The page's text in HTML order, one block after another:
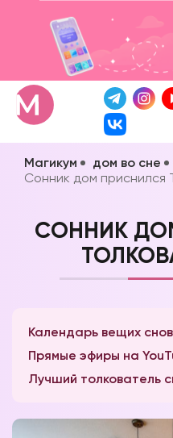
Магикум
дом во сне
Сонник дом приснился
СОННИК
Календарь вещих
Прямые эфиры на
Лучший толкователь